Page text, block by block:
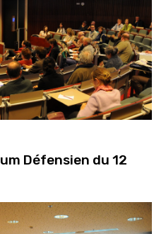
Défensien du 12